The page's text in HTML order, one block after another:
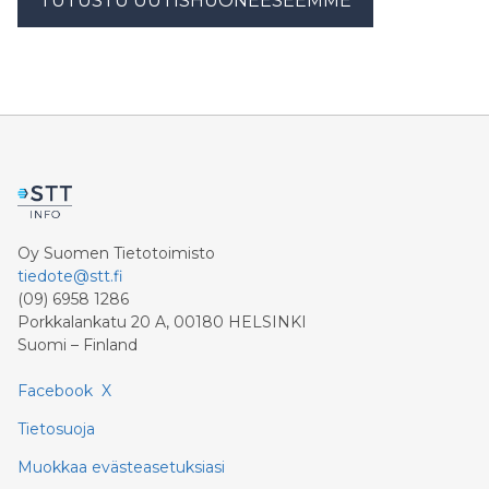
Pasanen. Metsäalueiden reunoille toteutetaan jo
aiemmin päätettyä, uudelleenarvioinnin ulkopuolelle
Oy Suomen Tietotoimisto
tiedote@stt.fi
(09) 6958 1286
Porkkalankatu 20 A, 00180 HELSINKI
Suomi – Finland
Facebook X
Tietosuoja
Muokkaa evästeasetuksiasi